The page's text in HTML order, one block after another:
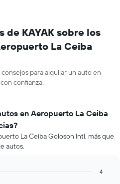
de KAYAK sobre los
La Ceiba
para alquilar un auto en
confianza.
en Aeropuerto La Ceiba
La Ceiba Goloson Intl, más que
autos.
4